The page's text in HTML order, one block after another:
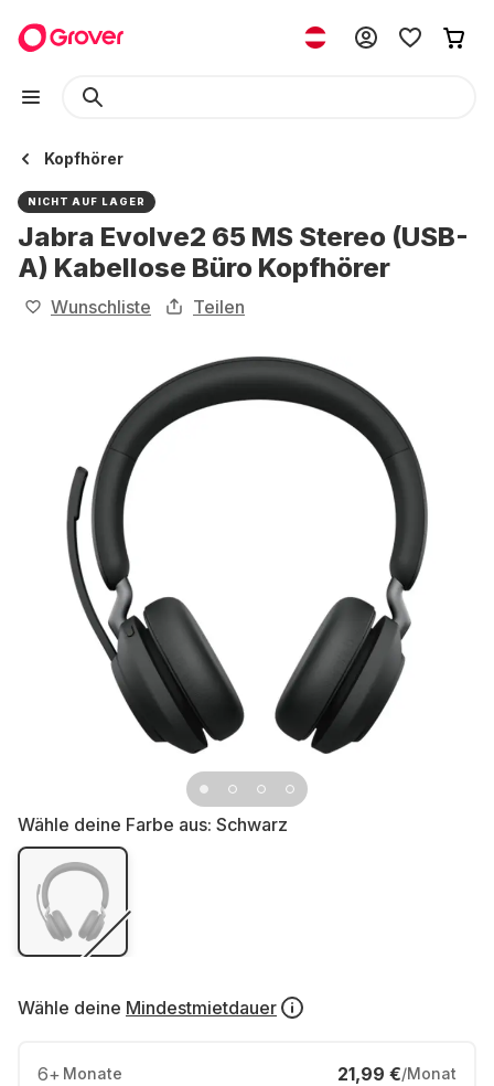
Kopfhörer
NICHT AUF LAGER
Jabra Evolve2 65 MS Stereo (USB-
A) Kabellose Büro Kopfhörer
Wunschliste Teilen
Wähle deine Farbe aus: Schwarz
Wähle deine Mindestmietdauer
6+ Monate 21,99 €/Monat